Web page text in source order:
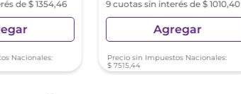
de $ 1354,46
Nacionales:
9 cuotas sin interés de $ 1010,40
Agregar
Precio sin Impuestos Nacionales:
$ 7515,44